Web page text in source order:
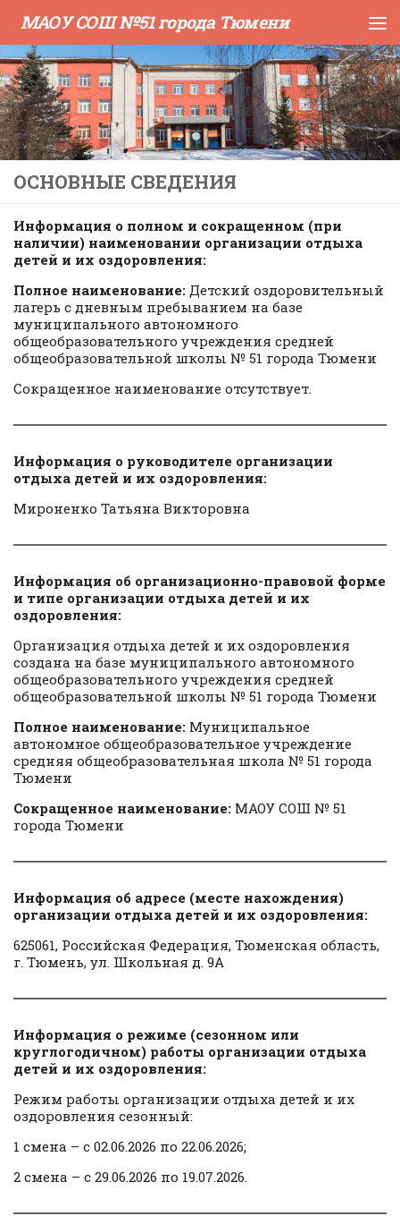
Skip to content
МАОУ СОШ №51 города Тюмени
ОСНОВНЫЕ СВЕДЕНИЯ
Информация о полном и сокращенном (при
наличии) наименовании организации отдыха
детей и их оздоровления:
Полное наименование: Детский оздоровительный
лагерь с дневным пребыванием на базе
муниципального автономного
общеобразовательного учреждения средней
общеобразовательной школы № 51 города Тюмени
Сокращенное наименование отсутствует.
Информация о руководителе организации
отдыха детей и их оздоровления:
Мироненко Татьяна Викторовна
Информация об организационно-правовой форме
и типе организации отдыха детей и их
оздоровления:
Организация отдыха детей и их оздоровления
создана на базе муниципального автономного
общеобразовательного учреждения средней
общеобразовательной школы № 51 города Тюмени
Полное наименование: Муниципальное
автономное общеобразовательное учреждение
средняя общеобразовательная школа № 51 города
Тюмени
Сокращенное наименование: МАОУ СОШ № 51
города Тюмени
Информация об адресе (месте нахождения)
организации отдыха детей и их оздоровления:
625061, Российская Федерация, Тюменская область,
г. Тюмень, ул. Школьная д. 9А
Информация о режиме (сезонном или
круглогодичном) работы организации отдыха
детей и их оздоровления:
Режим работы организации отдыха детей и их
оздоровления сезонный:
1 смена – с 02.06.2026 по 22.06.2026;
2 смена – с 29.06.2026 по 19.07.2026.